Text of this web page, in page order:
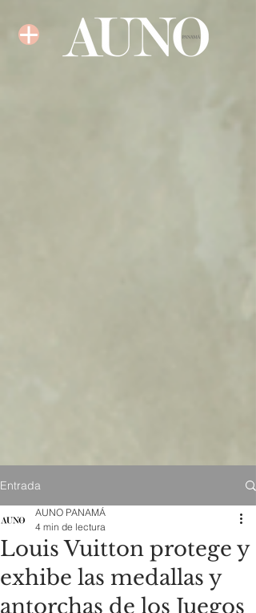
Entrada
Louis Vuitton protege y
exhibe las medallas y
antorchas de los Juegos
AUNO PANAMÁ
4 min de lectura